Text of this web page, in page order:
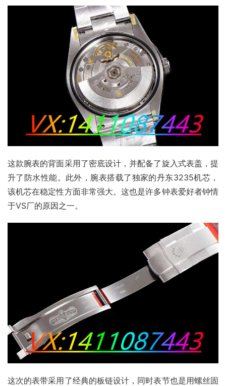
这款腕表的背面采用了密底设计，并配备了旋入式表盖，提
升了防水性能。此外，腕表搭载了独家的丹东3235机芯，
该机芯在稳定性方面非常强大。这也是许多钟表爱好者钟情
于VS厂的原因之一。
这次的表带采用了经典的板链设计，同时表节也是用螺丝固